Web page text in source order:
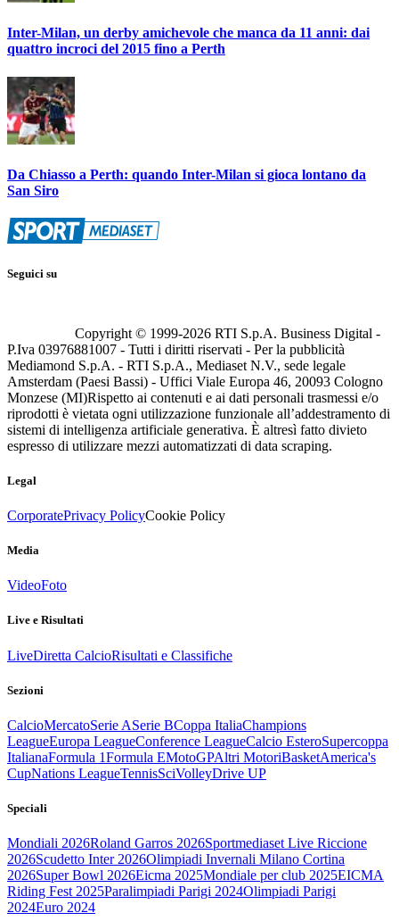
Inter-Milan, un derby amichevole che manca da 11 anni: dai
quattro incroci del 2015 fino a Perth
Da Chiasso a Perth: quando Inter-Milan si gioca lontano da
San Siro
Seguici su
Copyright © 1999-2026 RTI S.p.A. Business Digital -
P.Iva 03976881007 - Tutti i diritti riservati - Per la pubblicità
Mediamond S.p.A. - RTI S.p.A., Mediaset N.V., sede legale
Amsterdam (Paesi Bassi) - Uffici Viale Europa 46, 20093 Cologno
Monzese (MI)Rispetto ai contenuti e ai dati personali trasmessi e/o
riprodotti è vietata ogni utilizzazione funzionale all’addestramento di
sistemi di intelligenza artificiale generativa. È altresì fatto divieto
espresso di utilizzare mezzi automatizzati di data scraping.
Legal
CorporatePrivacy PolicyCookie Policy
Media
VideoFoto
Live e Risultati
LiveDiretta CalcioRisultati e Classifiche
Sezioni
CalcioMercatoSerie ASerie BCoppa ItaliaChampions
LeagueEuropa LeagueConference LeagueCalcio EsteroSupercoppa
ItalianaFormula 1Formula EMotoGPAltri MotoriBasketAmerica's
CupNations LeagueTennisSciVolleyDrive UP
Speciali
Mondiali 2026Roland Garros 2026Sportmediaset Live Riccione
2026Scudetto Inter 2026Olimpiadi Invernali Milano Cortina
2026Super Bowl 2026Eicma 2025Mondiale per club 2025EICMA
Riding Fest 2025Paralimpiadi Parigi 2024Olimpiadi Parigi
2024Euro 2024